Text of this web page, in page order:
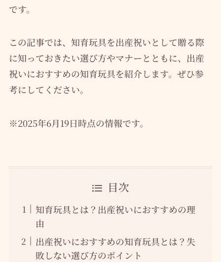
です。
この記事では、知育玩具を出産祝いとして贈る際
に知っておきたい選び方やマナーとともに、出産
祝いにおすすめの知育玩具を紹介します。ぜひ参
考にしてください。
※2025年6月19日時点の情報です。
目次
知育玩具とは？出産祝いにおすすめの理
由
出産祝いにおすすめの知育玩具とは？失
敗しない選び方のポイント